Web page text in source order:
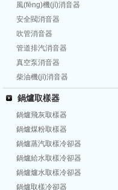
風(fēng)機(jī)消音器
安全閥消音器
吹管消音器
管道排汽消音器
真空泵消音器
柴油機(jī)消音器
鍋爐取樣器
鍋爐飛灰取樣器
鍋爐煤粉取樣器
鍋爐蒸汽取樣冷卻器
鍋爐給水取樣冷卻器
鍋爐爐水取樣冷卻器
鍋爐取樣冷卻器